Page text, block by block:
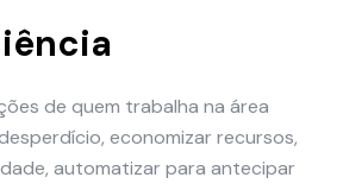
de quem trabalha na área
economizar recursos,
automatizar para antecipar